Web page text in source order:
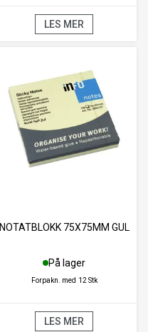
LES MER
NOTATBLOKK 75X75MM GUL
På lager
Forpakn. med 12 Stk
LES MER